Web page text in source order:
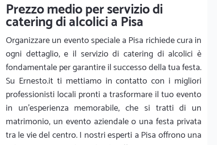
Prezzo medio per servizio di
catering di alcolici a Pisa
Organizzare un evento speciale a Pisa richiede cura in
ogni dettaglio, e il servizio di catering di alcolici è
fondamentale per garantire il successo della tua festa.
Su Ernesto.it ti mettiamo in contatto con i migliori
professionisti locali pronti a trasformare il tuo evento
in un’esperienza memorabile, che si tratti di un
matrimonio, un evento aziendale o una festa privata
tra le vie del centro. I nostri esperti a Pisa offrono una